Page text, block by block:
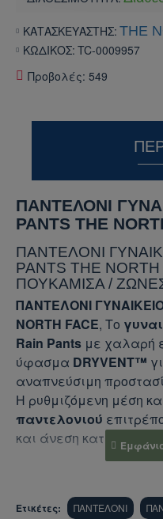
ΚΑΤΑΣΚΕΥΑΣΤΗΣ: THE
ΚΩΔΙΚΟΣ: TC-0009957
Προβολές: 549
ΠΑΝΤΕΛΟΝΙ
PANTS THE
ΠΑΝΤΕΛΟΝΙ
PANTS THE
ΠΟΥΚΑΜΙΣΑ / ΖΩΝΕΣ
ΠΑΝΤΕΛΟΝΙ ΓΥΝΑΙΚΕΙΟ
NORTH FACE, Το
Rain Pants με χαλαρή
ύφασμα DRYVENT™
αναπνεύσιμη
Η ρυθμιζόμενη μέση
παντελονιού
και άνεση κατά την
Άνετη εφαρμογή
Ετικέτες: ΠΑΝΤΕΛΟΝΙ